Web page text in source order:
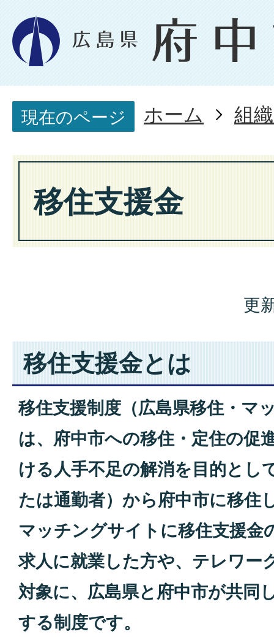
現在のページ ホーム 組
移住支援金
更
移住支援金とは
移住支援制度（広島県移住・マ
は、府中市への移住・定住の促
ける人手不足の解消を目的とし
たは通勤者）から府中市に移住
マッチングサイトに移住支援金
求人に就業した方や、テレワー
対象に、広島県と府中市が共同
する制度です。